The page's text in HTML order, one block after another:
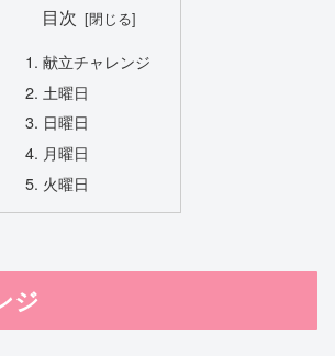
目次
献立チャレンジ
土曜日
日曜日
月曜日
火曜日
ジ